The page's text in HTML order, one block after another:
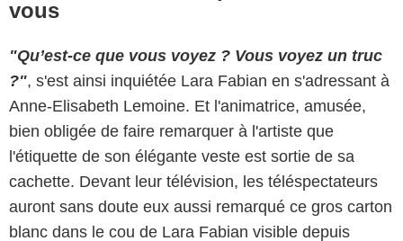
vous
"Qu’est-ce que vous voyez ? Vous voyez un truc
?", s'est ainsi inquiétée Lara Fabian en s'adressant à
Anne-Elisabeth Lemoine. Et l'animatrice, amusée,
bien obligée de faire remarquer à l'artiste que
l'étiquette de son élégante veste est sortie de sa
cachette. Devant leur télévision, les téléspectateurs
auront sans doute eux aussi remarqué ce gros carton
blanc dans le cou de Lara Fabian visible depuis